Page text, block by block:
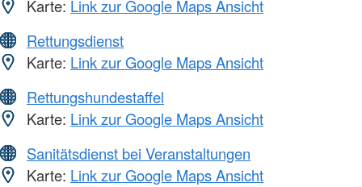
Karte: Link zur Google Maps Ansicht
Rettungsdienst
Karte: Link zur Google Maps Ansicht
Rettungshundestaffel
Karte: Link zur Google Maps Ansicht
Sanitätsdienst bei Veranstaltungen
Karte: Link zur Google Maps Ansicht